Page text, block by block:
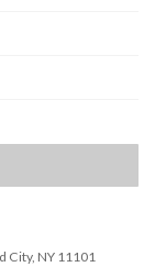
City, NY 11101